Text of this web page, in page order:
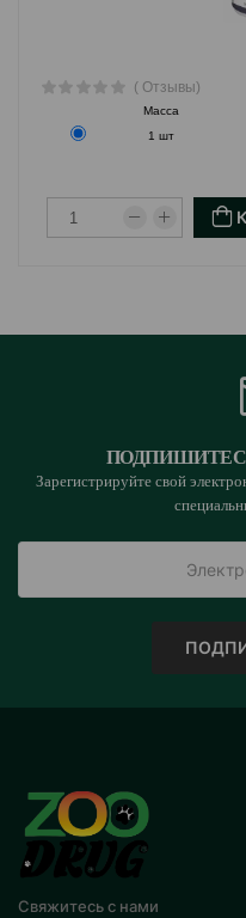
( Отзывы)
Масса
1 шт
Зарегистрируйте свой
Свяжитесь с нами